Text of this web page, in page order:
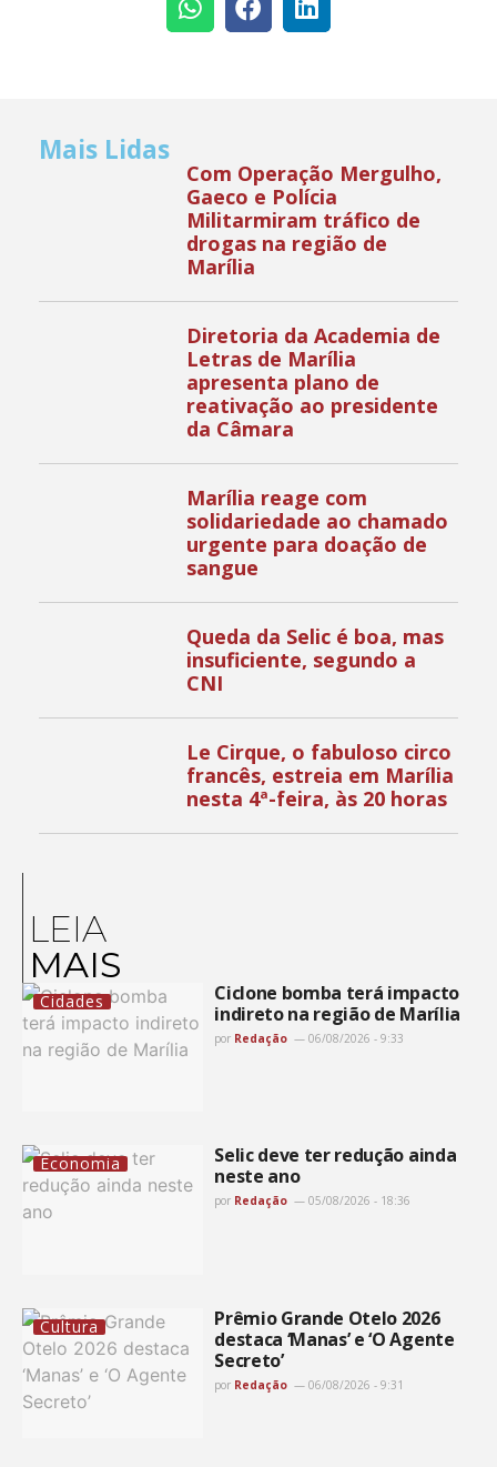
Mais Lidas
Com Operação Mergulho,
Gaeco e Polícia
Militarmiram tráfico de
drogas na região de
Marília
Diretoria da Academia de
Letras de Marília
apresenta plano de
reativação ao presidente
da Câmara
Marília reage com
solidariedade ao chamado
urgente para doação de
sangue
Queda da Selic é boa, mas
insuficiente, segundo a
CNI
Le Cirque, o fabuloso circo
francês, estreia em Marília
nesta 4ª-feira, às 20 horas
LEIA
MAIS
Cidades
Ciclone bomba terá impacto
indireto na região de Marília
por Redação 06/08/2026 - 9:33
Economia
Selic deve ter redução ainda
neste ano
por Redação 05/08/2026 - 18:36
Cultura
Prêmio Grande Otelo 2026
destaca ‘Manas’ e ‘O Agente
Secreto’
por Redação 06/08/2026 - 9:31